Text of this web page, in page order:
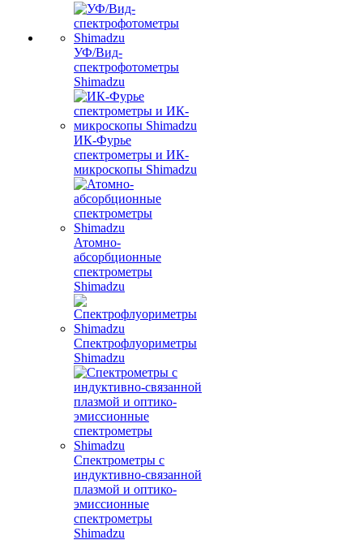
УФ/Вид-
спектрофотометры
Shimadzu
ИК-Фурье
спектрометры и ИК-
микроскопы Shimadzu
Атомно-
абсорбционные
спектрометры
Shimadzu
Спектрофлуориметры
Shimadzu
Спектрометры с
индуктивно-связанной
плазмой и оптико-
эмиссионные
спектрометры
Shimadzu